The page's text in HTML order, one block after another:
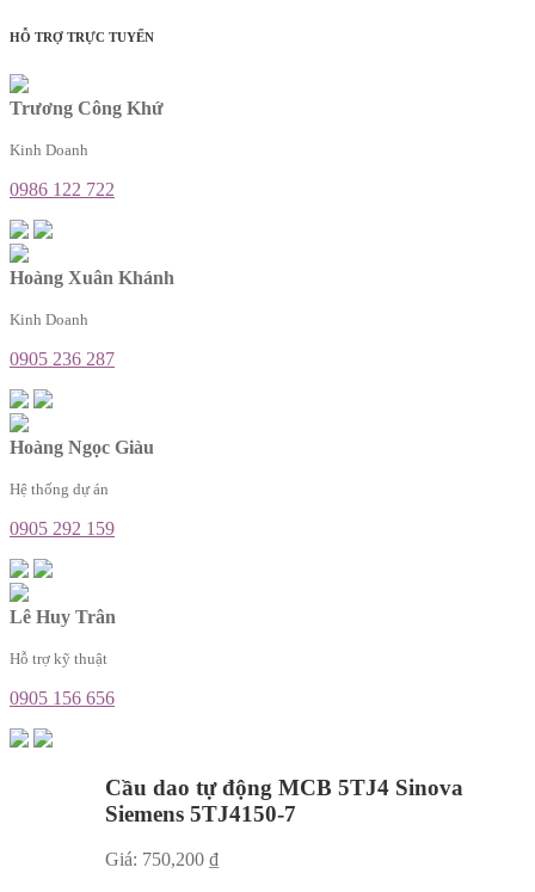
HỖ TRỢ TRỰC TUYẾN
Trương Công Khứ
Kinh Doanh
0986 122 722
Hoàng Xuân Khánh
Kinh Doanh
0905 236 287
Hoàng Ngọc Giàu
Hệ thống dự án
0905 292 159
Lê Huy Trân
Hỗ trợ kỹ thuật
0905 156 656
Cầu dao tự động MCB 5TJ4 Sinova
Siemens 5TJ4150-7
Giá: 750,200 ₫